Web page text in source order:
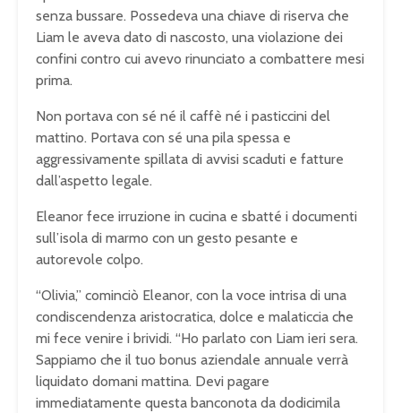
senza bussare. Possedeva una chiave di riserva che
Liam le aveva dato di nascosto, una violazione dei
confini contro cui avevo rinunciato a combattere mesi
prima.
Non portava con sé né il caffè né i pasticcini del
mattino. Portava con sé una pila spessa e
aggressivamente spillata di avvisi scaduti e fatture
dall’aspetto legale.
Eleanor fece irruzione in cucina e sbatté i documenti
sull’isola di marmo con un gesto pesante e
autorevole colpo.
“Olivia,” cominciò Eleanor, con la voce intrisa di una
condiscendenza aristocratica, dolce e malaticcia che
mi fece venire i brividi. “Ho parlato con Liam ieri sera.
Sappiamo che il tuo bonus aziendale annuale verrà
liquidato domani mattina. Devi pagare
immediatamente questa banconota da dodicimila